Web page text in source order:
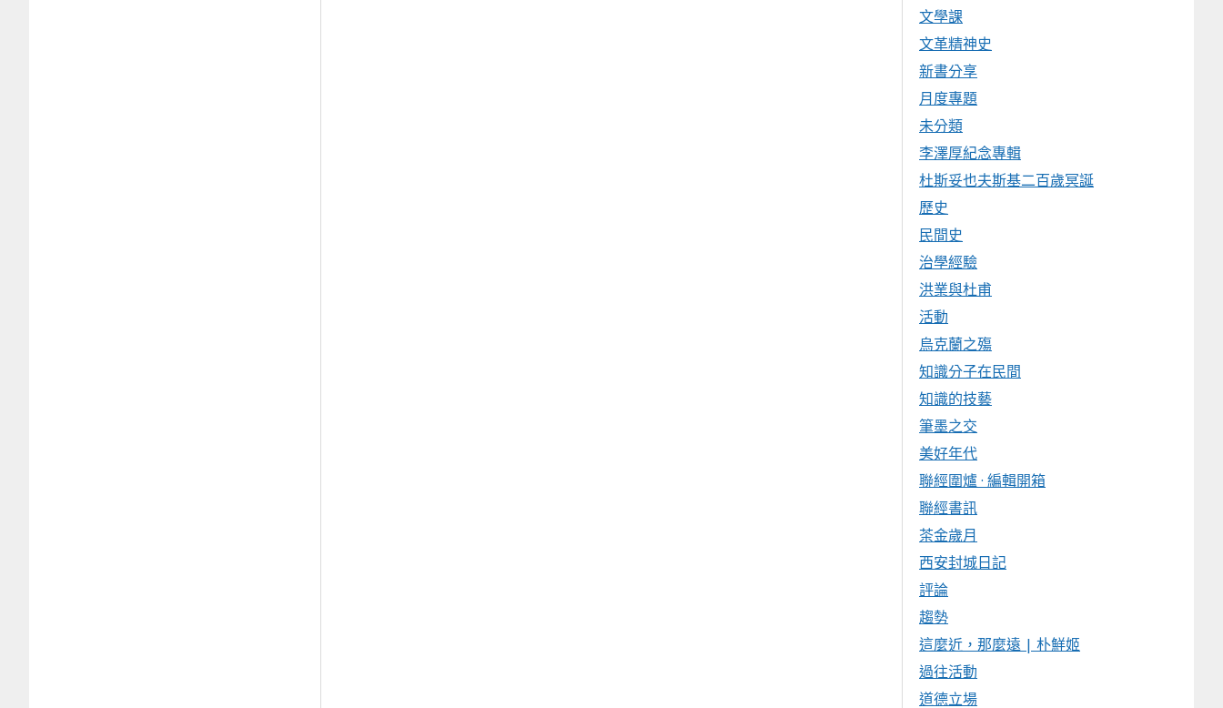
文學課
文革精神史
新書分享
月度專題
未分類
李澤厚紀念專輯
杜斯妥也夫斯基二百歲冥誕
歷史
民間史
治學經驗
洪業與杜甫
活動
烏克蘭之殤
知識分子在民間
知識的技藝
筆墨之交
美好年代
聯經圍爐 · 編輯開箱
聯經書訊
茶金歲月
西安封城日記
評論
趨勢
這麼近，那麼遠 | 朴鮮姬
過往活動
道德立場